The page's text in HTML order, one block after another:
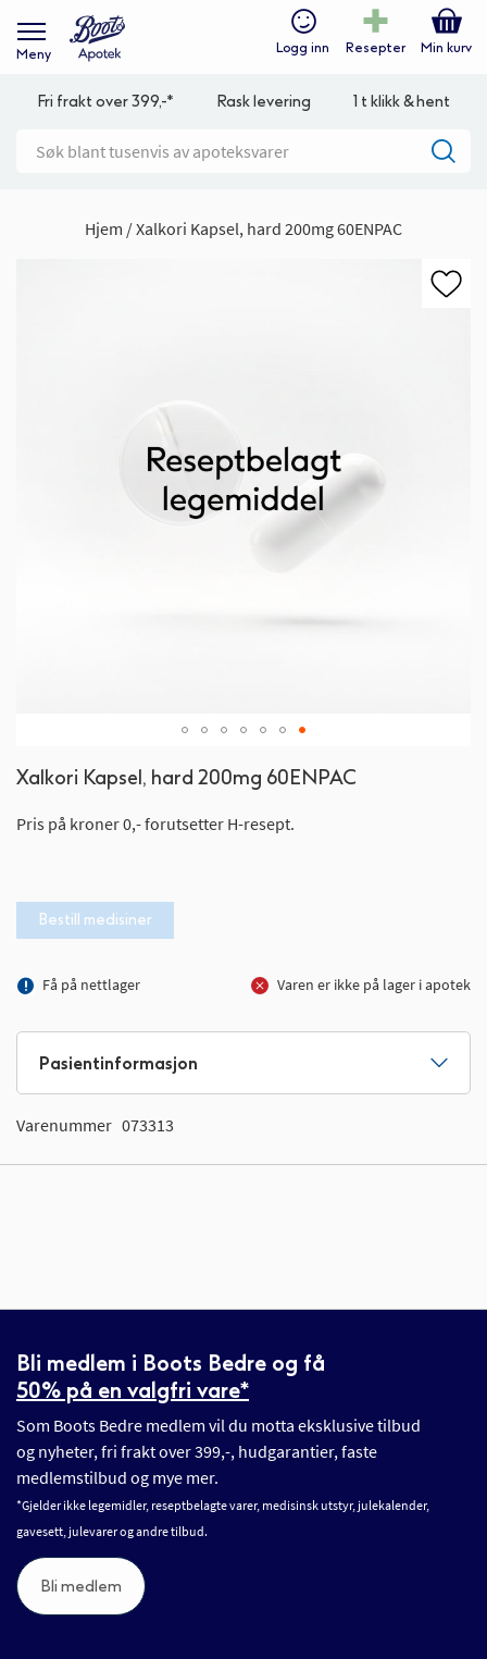
Meny Logg inn Resepter Min kurv
Fri frakt over 399,-* Rask levering 1 t klikk & hent
Hjem Xalkori Kapsel, hard 200mg 60ENPAC
Xalkori Kapsel, hard 200mg 60ENPAC
Pris på kroner 0,- forutsetter H-resept.
Bestill medisiner
Få på nettlager Varen er ikke på lager i apotek
til
av
Pasientinformasjon
Varenummer 073313
Bli medlem i Boots Bedre og få
50% på en valgfri vare*
Som Boots Bedre medlem vil du motta eksklusive tilbud
og nyheter, fri frakt over 399,-, hudgarantier, faste
medlemstilbud og mye mer.
*Gjelder ikke legemidler, reseptbelagte varer, medisinsk utstyr, julekalender,
gavesett, julevarer og andre tilbud.
Bli medlem